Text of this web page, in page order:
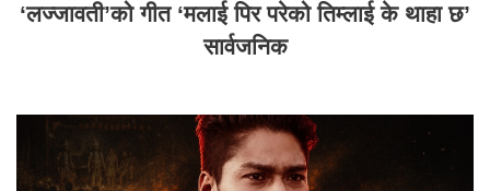
‘लज्जावती’को गीत ‘मलाई पिर परेको तिम्लाई के थाहा छ’
सार्वजनिक